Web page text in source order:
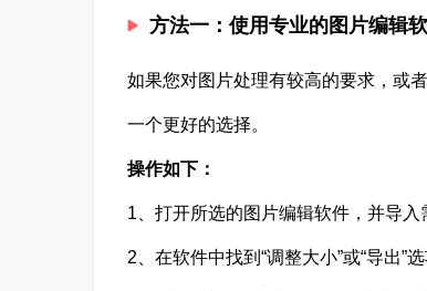
方法一：使用专业的图片编辑
如果您对图片处理有较高的要求，或
一个更好的选择。
操作如下：
1、打开所选的图片编辑软件，并导入
2、在软件中找到“调整大小”或“导出